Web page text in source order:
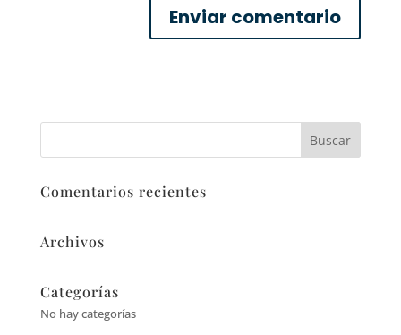
Comentarios recientes
Archivos
Categorías
No hay categorías